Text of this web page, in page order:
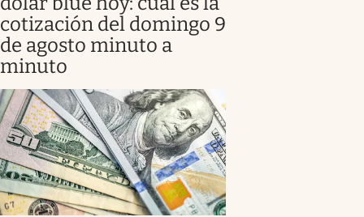
cotización del domingo 9
de agosto minuto a
minuto